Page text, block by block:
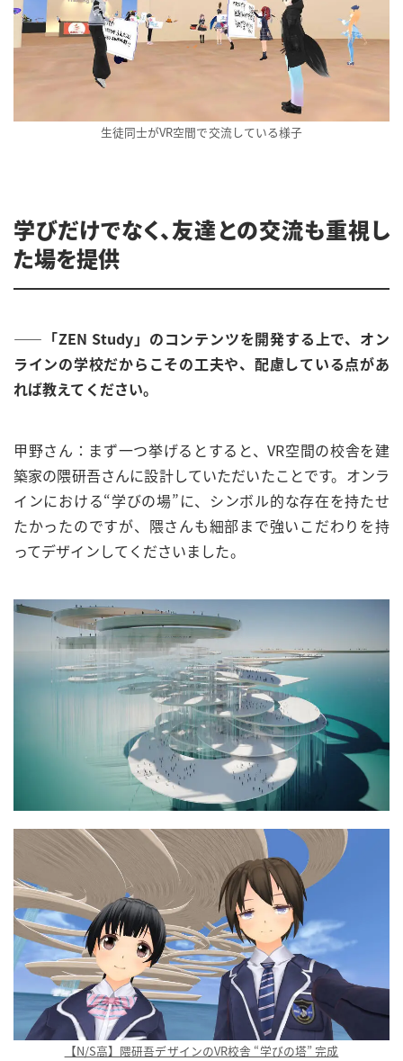
生徒同士がVR空間で交流している様子
学びだけでなく、友達との交流も重視し
た場を提供
――「ZEN Study」のコンテンツを開発する上で、オン
ラインの学校だからこその工夫や、配慮している点があ
れば教えてください。
甲野さん：まず一つ挙げるとすると、VR空間の校舎を建
築家の隈研吾さんに設計していただいたことです。オンラ
インにおける“学びの場”に、シンボル的な存在を持たせ
たかったのですが、隈さんも細部まで強いこだわりを持
ってデザインしてくださいました。
【N/S高】隈研吾デザインのVR校舎 “学びの塔” 完成